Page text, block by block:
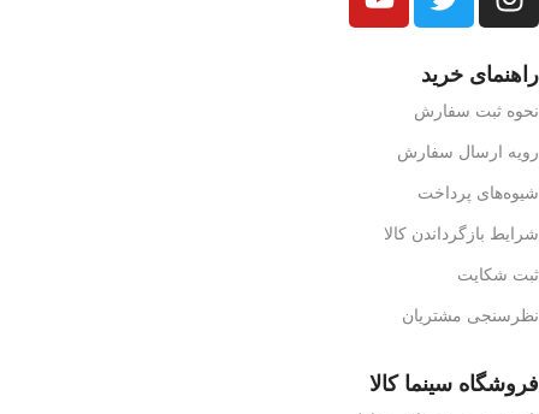
راهنمای خرید
نحوه ثبت سفارش
رویه ارسال سفارش
شیوه‌های پرداخت
شرایط بازگرداندن کالا
ثبت شکایت
نظرسنجی مشتریان
فروشگاه سینما کالا